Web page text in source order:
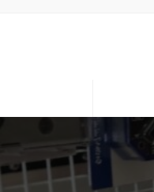
キ
プ
に
動